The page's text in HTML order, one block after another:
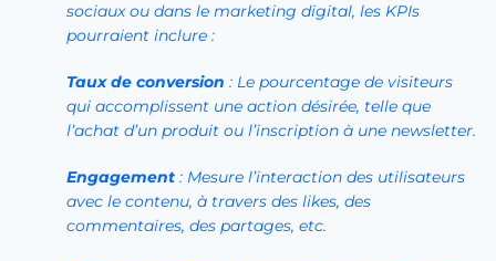
sociaux ou dans le marketing digital, les KPIs
pourraient inclure :
Taux de conversion : Le pourcentage de visiteurs
qui accomplissent une action désirée, telle que
l’achat d’un produit ou l’inscription à une newsletter.
Engagement : Mesure l’interaction des utilisateurs
avec le contenu, à travers des likes, des
commentaires, des partages, etc.